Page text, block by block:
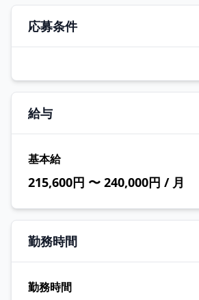
応募条件
給与
基本給
215,600円 〜 240,000円 / 月
勤務時間
勤務時間